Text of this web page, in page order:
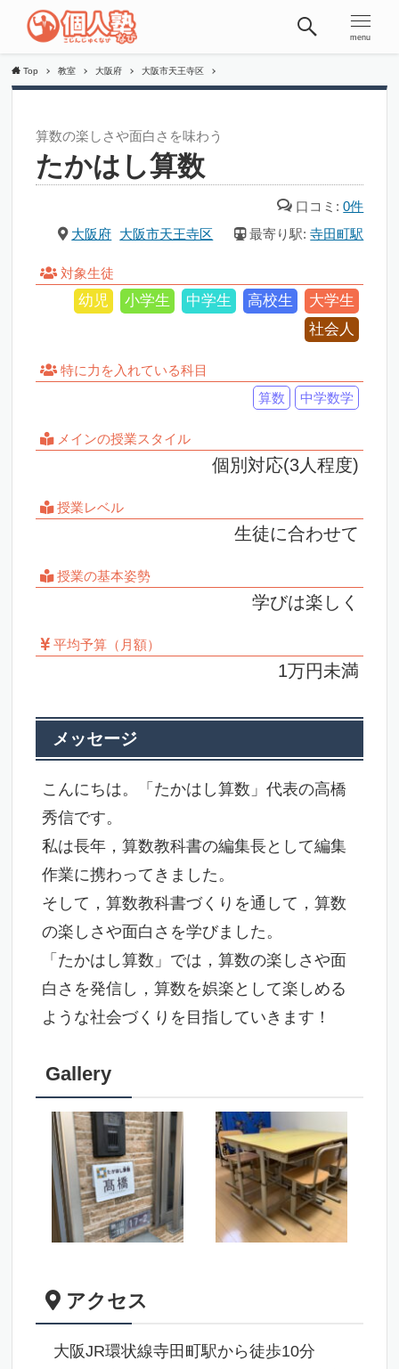
menu
Top 教室 大阪府 大阪市天王寺区
算数の楽しさや面白さを味わう
たかはし算数
口コミ:0件
大阪府 大阪市天王寺区 最寄り駅:寺田町駅
対象生徒
幼児 小学生 中学生 高校生
大学生
社会人
特に力を入れている科目
算数
中学数学
メインの授業スタイル
個別対応(3人程度)
授業レベル
生徒に合わせて
授業の基本姿勢
学びは楽しく
平均予算（月額）
1万円未満
メッセージ
こんにちは。「たかはし算数」代表の高橋
秀信です。
私は長年，算数教科書の編集長として編集
作業に携わってきました。
そして，算数教科書づくりを通して，算数
の楽しさや面白さを学びました。
「たかはし算数」では，算数の楽しさや面
白さを発信し，算数を娯楽として楽しめる
ような社会づくりを目指していきます！
Gallery
アクセス
大阪JR環状線寺田町駅から徒歩10分